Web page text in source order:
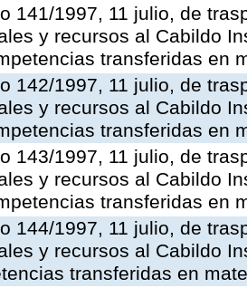
141/1997, 11 julio, de
y recursos al Cabildo
transferidas en
142/1997, 11 julio, de
y recursos al Cabildo
transferidas en
143/1997, 11 julio, de
y recursos al Cabildo
transferidas en
144/1997, 11 julio, de
y recursos al Cabildo
transferidas en